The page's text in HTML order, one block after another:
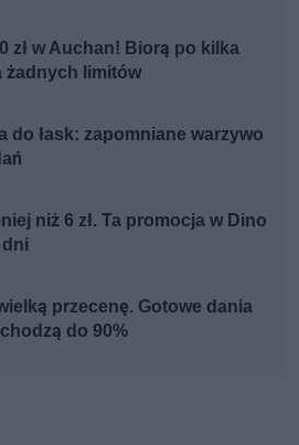
zł w Auchan! Biorą po kilka
żadnych limitów
do łask: zapomniane warzywo
niż 6 zł. Ta promocja w Dino
przecenę. Gotowe dania
do 90%